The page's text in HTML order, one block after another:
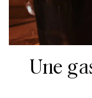
Une